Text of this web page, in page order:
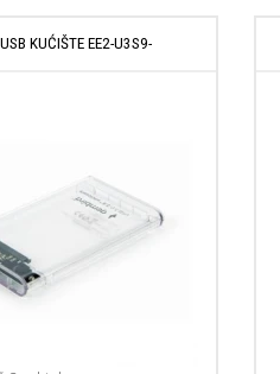
KUĆIŠTE EE2-U3S9-